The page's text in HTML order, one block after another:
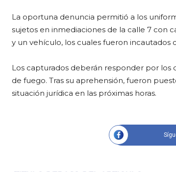
La oportuna denuncia permitió a los
sujetos en inmediaciones de la calle 7 con
y un vehículo, los cuales fueron
Los capturados deberán responder por
de fuego. Tras su aprehensión, fueron
situación jurídica en las próximas horas.